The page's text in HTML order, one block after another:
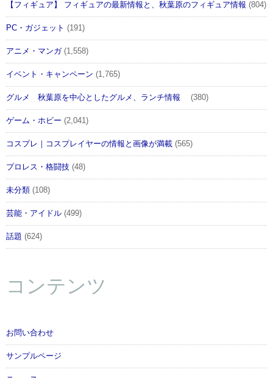
【フィギュア】 フィギュアの最新情報と、秋葉原のフィギュア情報 (804)
PC・ガジェット (191)
アニメ・マンガ(1,558)
イベント・キャンペーン (1,765)
グルメ 秋葉原を中心としたグルメ、ランチ情報 (380)
ゲーム・ホビー (2,041)
コスプレ｜コスプレイヤーの情報と画像が満載 (565)
プロレス・格闘技 (48)
未分類 (108)
芸能・アイドル (499)
話題 (624)
コンテンツ
お問い合わせ
サンプルページ